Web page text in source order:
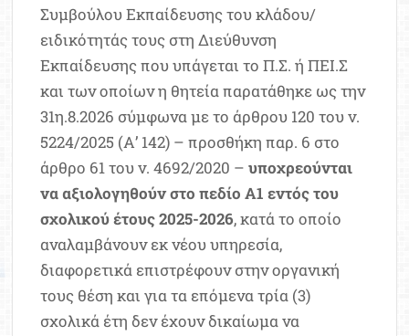
Συμβούλου Εκπαίδευσης του κλάδου/
ειδικότητάς τους στη Διεύθυνση
Εκπαίδευσης που υπάγεται το Π.Σ. ή ΠΕΙ.Σ
και των οποίων η θητεία παρατάθηκε ως την
31η.8.2026 σύμφωνα με το άρθρου 120 του ν.
5224/2025 (Α’ 142) – προσθήκη παρ. 6 στο
άρθρο 61 του ν. 4692/2020 –υποχρεούνται
να αξιολογηθούν στο πεδίο Α1 εντός του
σχολικού έτους 2025-2026, κατά το οποίο
αναλαμβάνουν εκ νέου υπηρεσία,
διαφορετικά επιστρέφουν στην οργανική
τους θέση και για τα επόμενα τρία (3)
σχολικά έτη δεν έχουν δικαίωμα να